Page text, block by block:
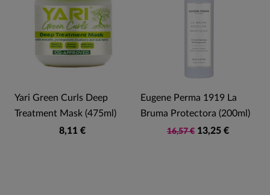
Yari Green Curls Deep
Treatment Mask (475ml)
8,11 €
Eugene Perma 1919 La
Bruma Protectora (200ml)
16,57 € 13,25 €